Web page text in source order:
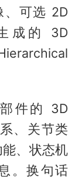
、可选 2D
成的 3D
件的 3D
、关节类
、状态机
。换句话